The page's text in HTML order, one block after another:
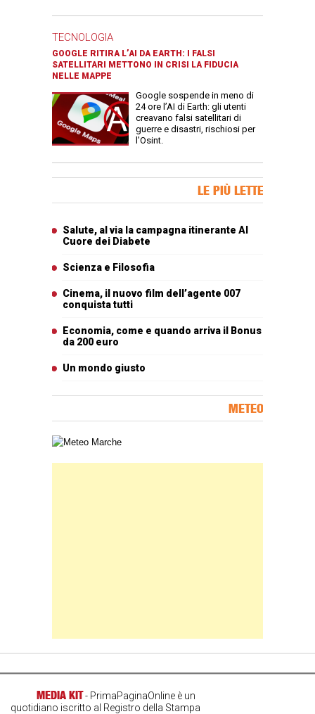
TECNOLOGIA
GOOGLE RITIRA L’AI DA EARTH: I FALSI
SATELLITARI METTONO IN CRISI LA FIDUCIA
NELLE MAPPE
Google sospende in meno di
24 ore l’AI di Earth: gli utenti
creavano falsi satellitari di
guerre e disastri, rischiosi per
l’Osint.
LE PIÙ LETTE
Salute, al via la campagna itinerante Al
Cuore dei Diabete
Scienza e Filosofia
Cinema, il nuovo film dell’agente 007
conquista tutti
Economia, come e quando arriva il Bonus
da 200 euro
Un mondo giusto
METEO
Carta meteorologica delle Marche
MEDIA KIT- PrimaPaginaOnline è un
quotidiano iscritto al Registro della Stampa